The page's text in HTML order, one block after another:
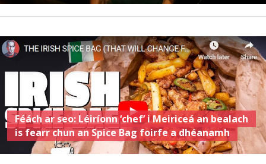
Féách ar seo: Léiríonn ‘chef’ i Meiriceá an bealach
is fearr chun an Spice Bag foirfe a dhéanamh